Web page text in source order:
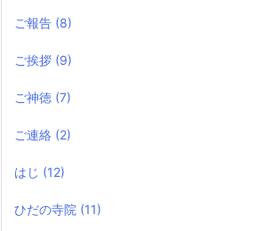
ご報告 (8)
ご挨拶 (9)
ご神徳 (7)
ご連絡 (2)
はじ (12)
ひだの寺院 (11)